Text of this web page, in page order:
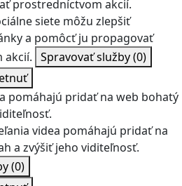
prostredníctvom akcií.
siete môžu zlepšiť
a pomôcť ju propagovať
akcií. Spravovať služby(0)
pomáhajú pridať na web bohatý
videa pomáhajú pridať na
a zvýšiť jeho viditeľnosť.
(0)